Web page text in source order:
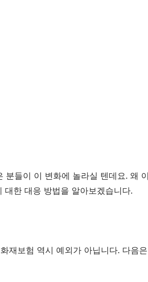
들이 이 변화에 놀라실 텐데요. 왜
한 대응 방법을 알아보겠습니다.
재보험 역시 예외가 아닙니다. 다음